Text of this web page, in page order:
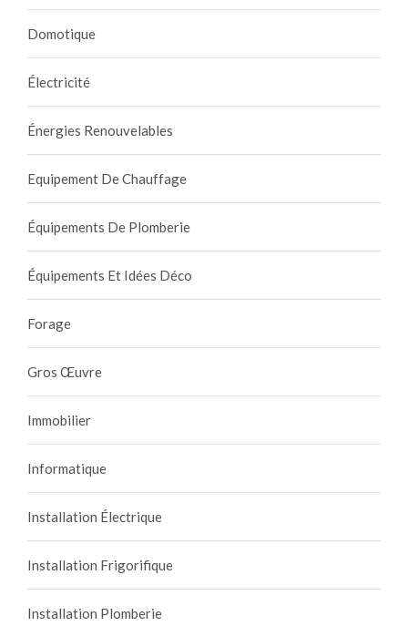
Domotique
Électricité
Énergies Renouvelables
Equipement De Chauffage
Équipements De Plomberie
Équipements Et Idées Déco
Forage
Gros Œuvre
Immobilier
Informatique
Installation Électrique
Installation Frigorifique
Installation Plomberie